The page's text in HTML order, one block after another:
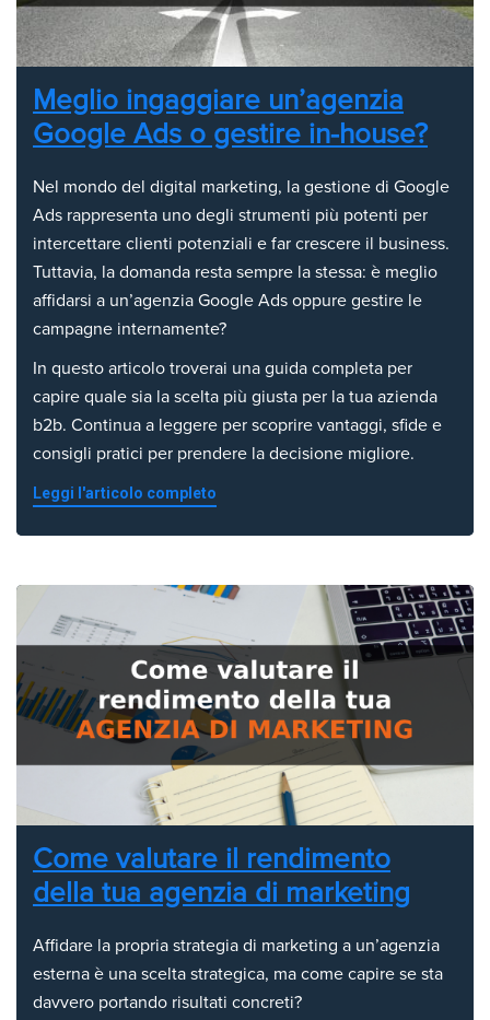
Meglio ingaggiare un’agenzia
Google Ads o gestire in-house?
Nel mondo del digital marketing, la gestione di Google
Ads rappresenta uno degli strumenti più potenti per
intercettare clienti potenziali e far crescere il business.
Tuttavia, la domanda resta sempre la stessa: è meglio
affidarsi a un’agenzia Google Ads oppure gestire le
campagne internamente?
In questo articolo troverai una guida completa per
capire quale sia la scelta più giusta per la tua azienda
b2b. Continua a leggere per scoprire vantaggi, sfide e
consigli pratici per prendere la decisione migliore.
Leggi l'articolo completo
Come valutare il rendimento
della tua agenzia di marketing
Affidare la propria strategia di marketing a un’agenzia
esterna è una scelta strategica, ma come capire se sta
davvero portando risultati concreti?